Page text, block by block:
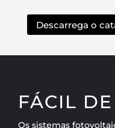
Descarrega o
FÁCIL
Os sistemas